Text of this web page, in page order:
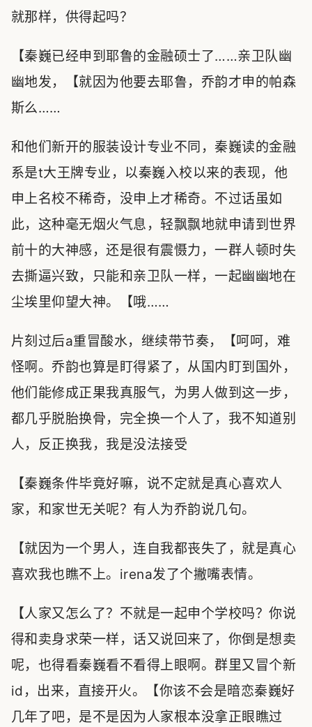
就那样，供得起吗？
【秦巍已经申到耶鲁的金融硕士了……亲卫队幽
幽地发，【就因为他要去耶鲁，乔韵才申的帕森
斯么……
和他们新开的服装设计专业不同，秦巍读的金融
系是t大王牌专业，以秦巍入校以来的表现，他
申上名校不稀奇，没申上才稀奇。不过话虽如
此，这种毫无烟火气息，轻飘飘地就申请到世界
前十的大神感，还是很有震慑力，一群人顿时失
去撕逼兴致，只能和亲卫队一样，一起幽幽地在
尘埃里仰望大神。【哦……
片刻过后a重冒酸水，继续带节奏，【呵呵，难
怪啊。乔韵也算是盯得紧了，从国内盯到国外，
他们能修成正果我真服气，为男人做到这一步，
都几乎脱胎换骨，完全换一个人了，我不知道别
人，反正换我，我是没法接受
【秦巍条件毕竟好嘛，说不定就是真心喜欢人
家，和家世无关呢？有人为乔韵说几句。
【就因为一个男人，连自我都丧失了，就是真心
喜欢我也瞧不上。irena发了个撇嘴表情。
【人家又怎么了？不就是一起申个学校吗？你说
得和卖身求荣一样，话又说回来了，你倒是想卖
呢，也得看秦巍看不看得上眼啊。群里又冒个新
id，出来，直接开火。【你该不会是暗恋秦巍好
几年了吧，是不是因为人家根本没拿正眼瞧过